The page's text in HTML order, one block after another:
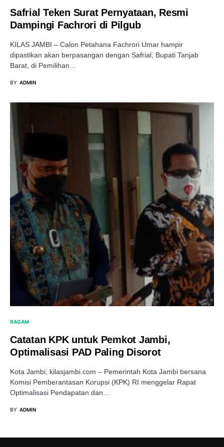
Safrial Teken Surat Pernyataan, Resmi
Dampingi Fachrori di Pilgub
KILAS JAMBI – Calon Petahana Fachrori Umar hampir
dipastikan akan berpasangan dengan Safrial, Bupati Tanjab
Barat, di Pemilihan…
BY ADMIN
RAGAM
Catatan KPK untuk Pemkot Jambi,
Optimalisasi PAD Paling Disorot
Kota Jambi, kilasjambi.com – Pemerintah Kota Jambi bersana
Komisi Pemberantasan Korupsi (KPK) RI menggelar Rapat
Optimalisasi Pendapatan dan…
BY ADMIN